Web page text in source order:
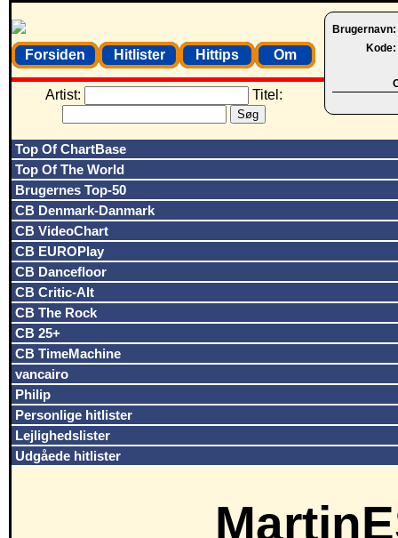
Brugernavn:
Kode:
Forsiden Hitlister Hittips Om
Artist: Titel:
Top Of ChartBase
Top Of The World
Brugernes Top-50
CB Denmark-Danmark
CB VideoChart
CB EUROPlay
CB Dancefloor
CB Critic-Alt
CB The Rock
CB 25+
CB TimeMachine
vancairo
Philip
Personlige hitlister
Lejlighedslister
Udgåede hitlister